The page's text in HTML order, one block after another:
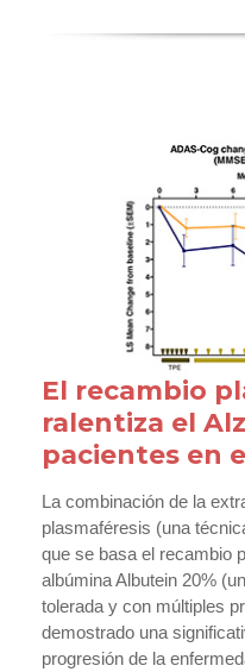
El recambio
ralentiza el
pacientes en
La combinación de la
plasmaféresis (una
que se basa el recambio
albúmina Albutein 20%
tolerada y con múltiples
demostrado una
progresión de la